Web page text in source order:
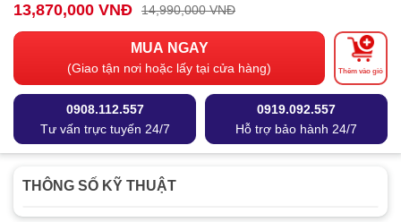
13,870,000 VNĐ 14,990,000 VNĐ
MUA NGAY
(Giao tận nơi hoặc lấy tại cửa hàng) Thêm vào giỏ
0908.112.557
Tư vấn trực tuyến 24/7
0919.092.557
Hỗ trợ bảo hành 24/7
THÔNG SỐ KỸ THUẬT